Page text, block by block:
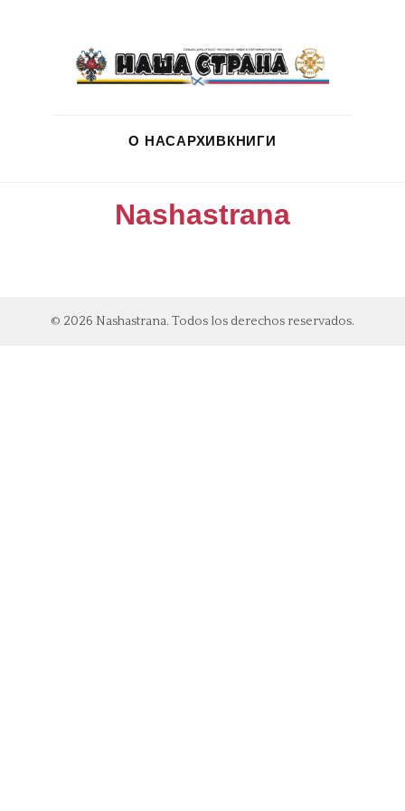
О НАСАРХИВКНИГИ
Nashastrana
© 2026 Nashastrana. Todos los derechos reservados.